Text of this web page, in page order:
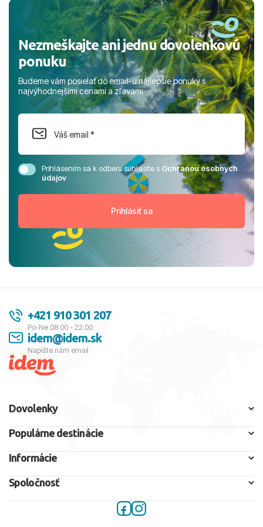
Nezmeškajte ani jednu dovolenkovú
ponuku
Budeme vám posielať do email-u najlepšie ponuky s
najvýhodnejšími cenami a zľavami
Prihlásením sa k odberu súhlasíte sOchranou osobných
údajov
+421 910 301 207
Po-Ne 08:00 - 22:00
idem@idem.sk
Napíšte nám email
Dovolenky
Populárne destinácie
Informácie
Spoločnosť